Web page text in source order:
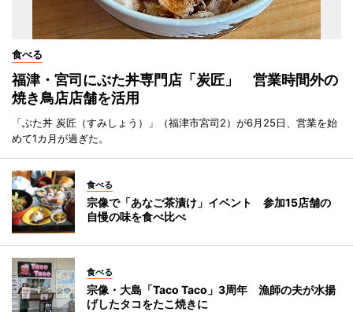
食べる
福津・宮司にぶた丼専門店「炭匠」 営業時間外の
焼き鳥店店舗を活用
「ぶた丼 炭匠（すみしょう）」（福津市宮司2）が6月25日、営業を始
めて1カ月が過ぎた。
食べる
宗像で「あなご茶漬け」イベント 参加15店舗の
自慢の味を食べ比べ
食べる
宗像・大島「Taco Taco」3周年 漁師の夫が水揚
げしたタコをたこ焼きに